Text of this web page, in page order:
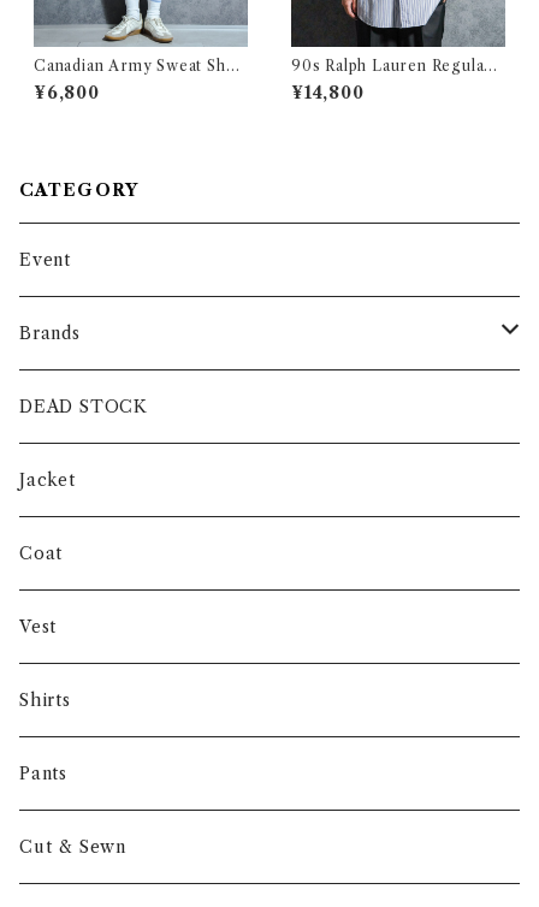
Canadian Army Sweat Shor
t-Pants カナダ軍 スウェット
ショーツ
¥6,800
90s Ralph Lauren Regular
Collar Stripe Shirts CURH
AM ラルフローレン レギュラ
¥14,800
CATEGORY
Event
Brands
intch.
SHUREN
INVERTERE
Gambert
NORIEI
Other
DEAD STOCK
Jacket
Coat
Vest
Shirts
Pants
Cut & Sewn